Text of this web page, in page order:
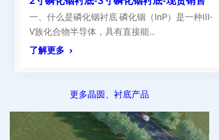
一、什么是磷化铟衬底 磷化铟（InP）是一种III-
V族化合物半导体，具有直接能…
了解更多
更多晶圆、衬底产品